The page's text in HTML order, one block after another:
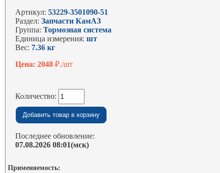
Артикул:53229-3501090-51
Раздел:Запчасти КамАЗ
Группа:Тормозная система
Единица измерения:шт
Вес: 7.36 кг
Цена: 2048₽./шт
Количество:
Последнее обновление:
07.08.2026 08:01(мск)
Применяемость: